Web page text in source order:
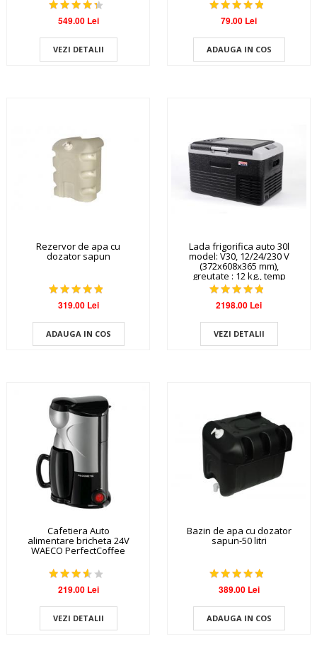
549.00 Lei
VEZI DETALII
79.00 Lei
ADAUGA IN COS
Rezervor de apa cu
dozator sapun
319.00 Lei
ADAUGA IN COS
Lada frigorifica auto 30l
model: V30, 12/24/230 V
(372x608x365 mm),
greutate : 12 kg., temp
intre +20°C si-20°C
2198.00 Lei
VEZI DETALII
Cafetiera Auto
alimentare bricheta 24V
WAECO PerfectCoffee
219.00 Lei
VEZI DETALII
Bazin de apa cu dozator
sapun-50 litri
389.00 Lei
ADAUGA IN COS